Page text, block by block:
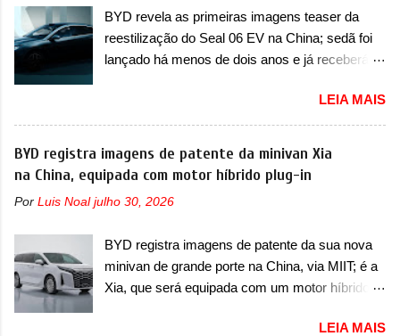
poderá causar a perda de força motriz,
requerendo a atualização do software do
modulo de...
Strada soube ser mutável com avanços
importantes que a concorrência nunca
conseguiu acompanhar e agora ela abre uma
T200, que estreou nos irmãos Pulse e
Fastback. "A Fiat Strada é mais do que uma
picape, é uma verdadeira revolução no
mercado automotivo. Há alguns anos era
improvável pensar que uma picape chagaria ao
Strada fez. Mais do que isso: ela é a prova viva
que time que está ganhando se mexe sim. Ao
longo da sua história, ela...
BYD revela as primeiras imagens teaser da
reestilização do Seal 06 EV na China; sedã foi
lançado há menos de dois anos e já receberá a
primeiras imagens teaser de uma mudança
visual para um dos seus menores sedãs
elétricos na China, pertencente à linha Ocean.
Trata-se do Seal 06 EV, lançado no segundo
semestre de 2025. Sim, há menos de um ano.
O modelo agora passará a ser vendido com
que vão atualizá-los para a identidade visual
mais moderna da marca, mas ainda sem
motivos para que essa mudança já seja tão
LEIA MAIS
BYD registra imagens de patente da minivan Xia
na China, equipada com motor híbrido plug-in
Por Luis Noal julho 30, 2026
BYD registra imagens de patente da sua nova
minivan de grande porte na China, via MIIT; é a
Xia, que será equipada com um motor híbrido
de patente de uma nova minivan, na China.
LEIA MAIS